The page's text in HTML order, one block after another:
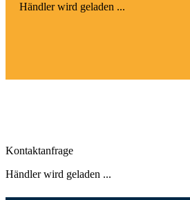
Händler wird geladen ...
Kontaktanfrage
Händler wird geladen ...